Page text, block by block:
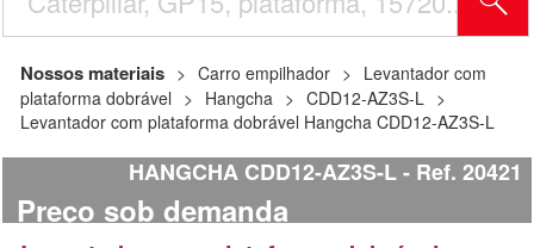
Nossos materiais Carro empilhador
Levantador com
plataforma dobrável
Hangcha
CDD12-AZ3S-L
Levantador com plataforma dobrável Hangcha CDD12-AZ3S-L
HANGCHA CDD12-AZ3S-L Ref. 20421
Preço sob demanda